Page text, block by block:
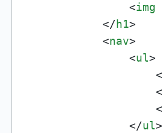
<img
</h1>
<nav>
<ul>
<
<
<
</ul>